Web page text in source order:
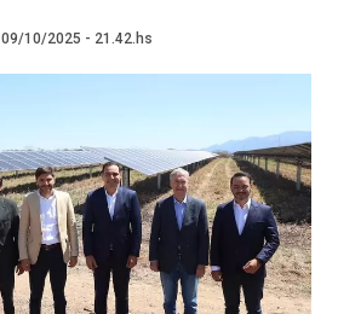
09/10/2025 - 21.42.hs